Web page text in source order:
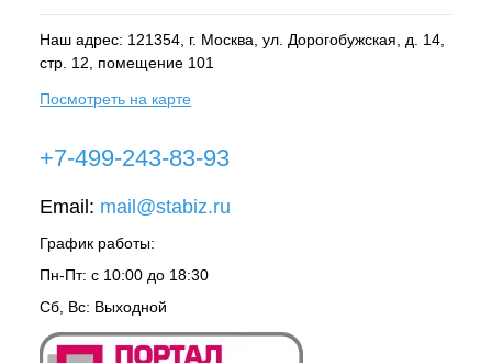
Наш адрес: 121354, г. Москва , ул. Дорогобужская, д. 14,
стр. 12, помещение 101
Посмотреть на карте
+7-499-243-83-93
Email: mail@stabiz.ru
График работы:
Пн-Пт: с 10:00 до 18:30
Сб, Вс: Выходной